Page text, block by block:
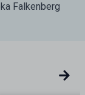
Falkenberg